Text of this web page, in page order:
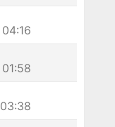
04:16
01:58
03:38